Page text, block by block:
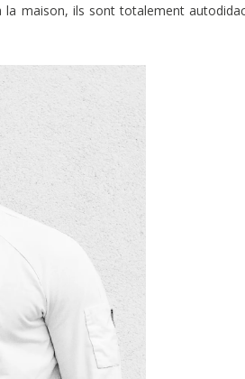
maison, ils sont totalement